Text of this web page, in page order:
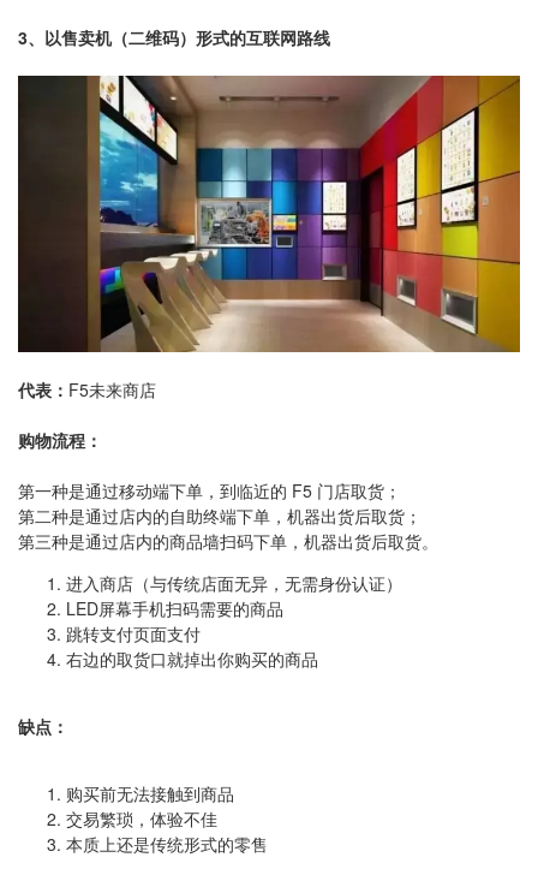
3、以售卖机（二维码）形式的互联网路线
代表： F5未来商店
购物流程：
第一种是通过移动端下单，到临近的 F5 门店取货；
第二种是通过店内的自助终端下单，机器出货后取货；
第三种是通过店内的商品墙扫码下单，机器出货后取货。
进入商店（与传统店面无异，无需身份认证）
LED屏幕手机扫码需要的商品
跳转支付页面支付
右边的取货口就掉出你购买的商品
缺点：
购买前无法接触到商品
交易繁琐，体验不佳
本质上还是传统形式的零售